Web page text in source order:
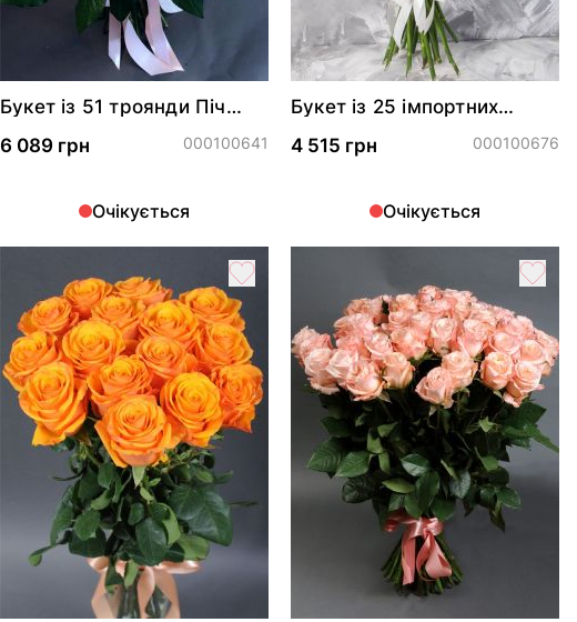
Букет із 51 троянди Піч
6 089 грн
000100641
Очікується
Букет із 25 імпортних
4 515 грн
000100676
Очікується